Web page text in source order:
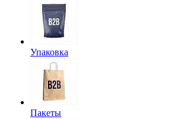
Упаковка
Пакеты